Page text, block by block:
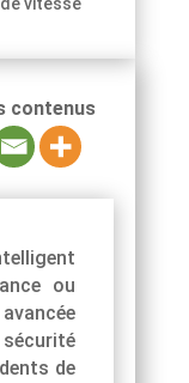
contenus
ou
de